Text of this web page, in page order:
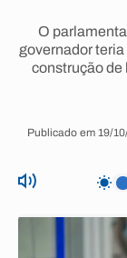
O
governador
construção de
Publicado em 19/